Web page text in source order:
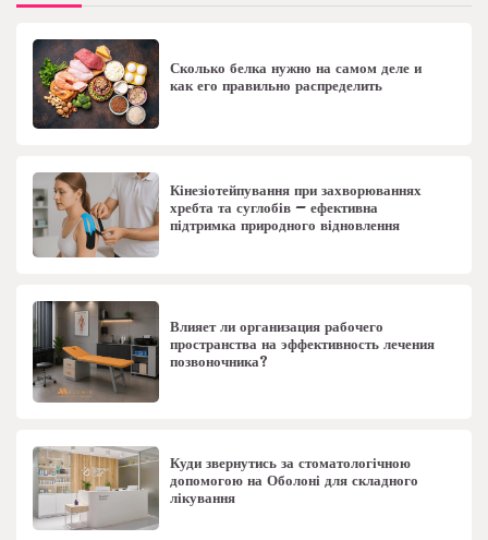
Сколько белка нужно на самом деле и
как его правильно распределить
Кінезіотейпування при захворюваннях
хребта та суглобів – ефективна
підтримка природного відновлення
Влияет ли организация рабочего
пространства на эффективность лечения
позвоночника?
Куди звернутись за стоматологічною
допомогою на Оболоні для складного
лікування